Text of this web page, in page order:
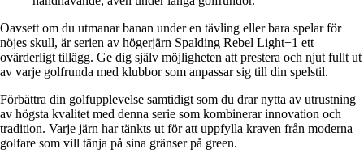
Oavsett om du utmanar banan under en tävling eller bara spelar för
nöjes skull, är serien av högerjärn Spalding Rebel Light+1 ett
ovärderligt tillägg. Ge dig själv möjligheten att prestera och njut fullt ut
av varje golfrunda med klubbor som anpassar sig till din spelstil.
Förbättra din golfupplevelse samtidigt som du drar nytta av utrustning
av högsta kvalitet med denna serie som kombinerar innovation och
tradition. Varje järn har tänkts ut för att uppfylla kraven från moderna
golfare som vill tänja på sina gränser på green.